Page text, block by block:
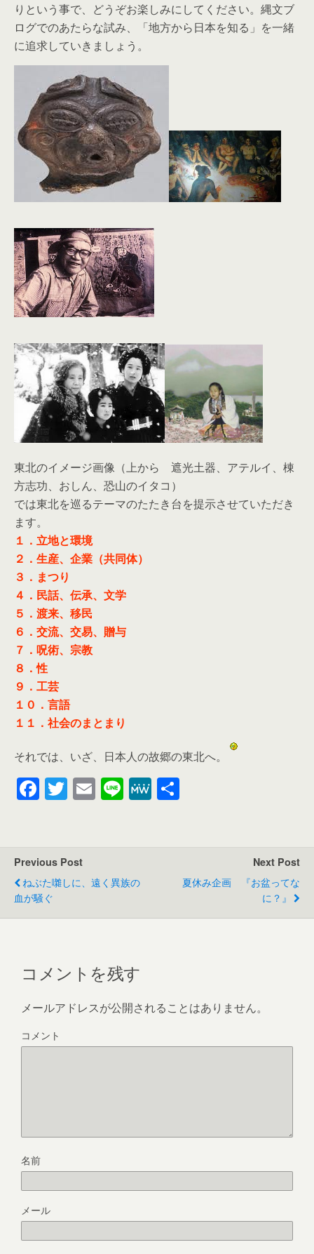
りという事で、どうぞお楽しみにしてください。縄文ブ
ログでのあたらな試み、「地方から日本を知る」を一緒
に追求していきましょう。
東北のイメージ画像（上から 遮光土器、アテルイ、棟
方志功、おしん、恐山のイタコ）
では東北を巡るテーマのたたき台を提示させていただき
ます。
１．立地と環境
２．生産、企業（共同体）
３．まつり
４．民話、伝承、文学
５．渡来、移民
６．交流、交易、贈与
７．呪術、宗教
８．性
９．工芸
１０．言語
１１．社会のまとまり
それでは、いざ、日本人の故郷の東北へ。
F
a
e
b
o
o
T
wi
er
E
m
Li
n
M
e
Previous Post
ねぶた囃しに、遠く異族の
血が騒ぐ
Next Post
夏休み企画 『お盆ってな
に？』
コメントを残す
メールアドレスが公開されることはありません。
コメント
名前
メール